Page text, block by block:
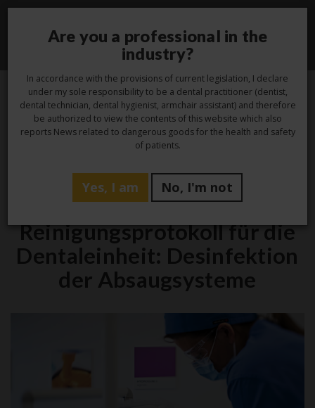
29
Aug.
Hygiene
Reinigungsprotokoll für die
Dentaleinheit: Desinfektion
der Absaugsysteme
Are you a professional in the
industry?
In accordance with the provisions of current legislation, I declare
under my sole responsibility to be a dental practitioner (dentist,
dental technician, dental hygienist, armchair assistant) and therefore
be authorized to view the contents of this website which also
reports News related to dangerous goods for the health and safety
of patients.
Yes, I am No, I'm not